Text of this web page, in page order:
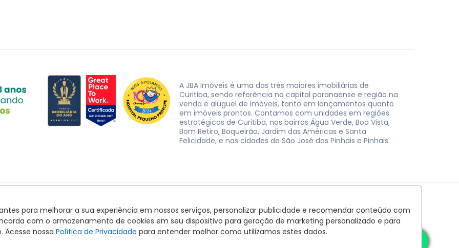
para melhorar a sua experiência em nossos serviços, personalizar publicidade e recomendar conteúdo com
com o armazenamento de cookies em seu dispositivo para geração de marketing personalizado e para
Acesse nossa Política de Privacidade para entender melhor como utilizamos estes dados.
A JBA Imóveis é uma das três maiores imobiliárias de
Curitiba, sendo referência na capital paranaense e região na
venda e aluguel de imóveis, tanto em lançamentos quanto
em imóveis prontos. Contamos com unidades em regiões
estratégicas de Curitiba, nos bairros Água Verde, Boa Vista,
Bom Retiro, Boqueirão, Jardim das Américas e Santa
Felicidade, e nas cidades de São José dos Pinhais e Pinhais.
Política de privacidade
Termos de uso
Feito com
pelo time daRocketImob | Site para Imobiliária